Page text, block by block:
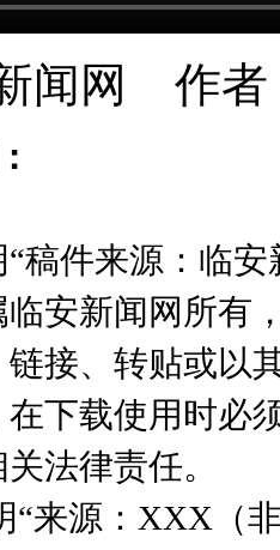
闻网 作
稿件来源：临安
安新闻网所有
接、转贴或以
下载使用时必
法律责任。
来源：XXX（